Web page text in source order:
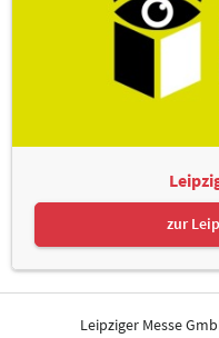
zur
Leipziger Messe